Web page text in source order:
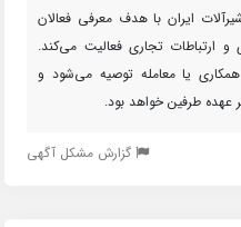
ایران با هدف معرفی فعالان
ارتباطات تجاری فعالیت می‌کند.
یا معامله توصیه می‌شود و
عهده طرفین خواهد بود.
گزارش مشکل آگهی